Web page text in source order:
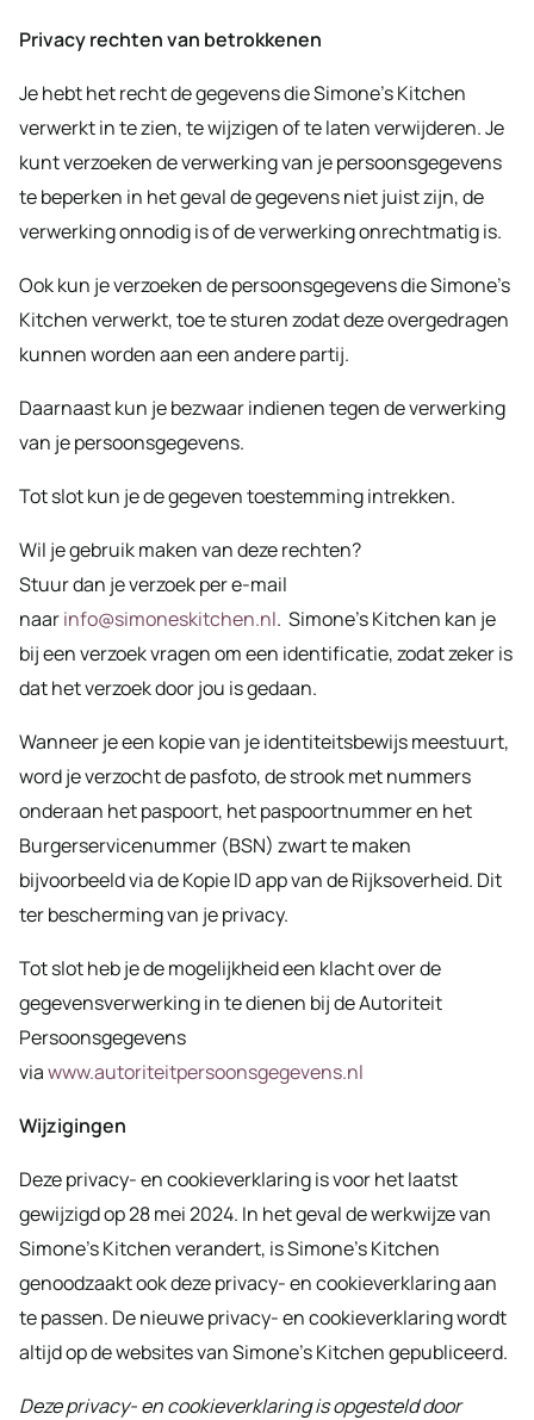
Privacy rechten van betrokkenen
Je hebt het recht de gegevens die Simone’s Kitchen
verwerkt in te zien, te wijzigen of te laten verwijderen. Je
kunt verzoeken de verwerking van je persoonsgegevens
te beperken in het geval de gegevens niet juist zijn, de
verwerking onnodig is of de verwerking onrechtmatig is.
Ook kun je verzoeken de persoonsgegevens die Simone’s
Kitchen verwerkt, toe te sturen zodat deze overgedragen
kunnen worden aan een andere partij.
Daarnaast kun je bezwaar indienen tegen de verwerking
van je persoonsgegevens.
Tot slot kun je de gegeven toestemming intrekken.
Wil je gebruik maken van deze rechten?
Stuur dan je verzoek per e-mail
naarinfo@simoneskitchen.nl. Simone’s Kitchen kan je
bij een verzoek vragen om een identificatie, zodat zeker is
dat het verzoek door jou is gedaan.
Wanneer je een kopie van je identiteitsbewijs meestuurt,
word je verzocht de pasfoto, de strook met nummers
onderaan het paspoort, het paspoortnummer en het
Burgerservicenummer (BSN) zwart te maken
bijvoorbeeld via de Kopie ID app van de Rijksoverheid. Dit
ter bescherming van je privacy.
Tot slot heb je de mogelijkheid een klacht over de
gegevensverwerking in te dienen bij de Autoriteit
Persoonsgegevens
viawww.autoriteitpersoonsgegevens.nl
Wijzigingen
Deze privacy- en cookieverklaring is voor het laatst
gewijzigd op 28 mei 2024. In het geval de werkwijze van
Simone’s Kitchen verandert, is Simone’s Kitchen
genoodzaakt ook deze privacy- en cookieverklaring aan
te passen. De nieuwe privacy- en cookieverklaring wordt
altijd op de websites van Simone’s Kitchen gepubliceerd.
Deze privacy- en cookieverklaring is opgesteld door